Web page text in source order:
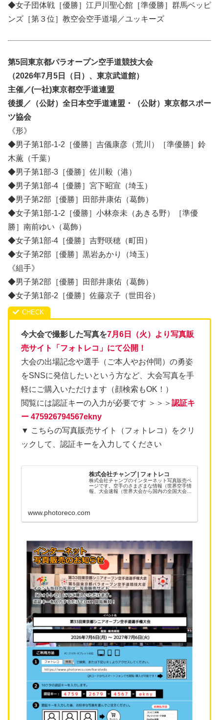
◆女子団体戦［優勝］江戸川聖心館［準優勝］群馬ベッピ
ンズ［第３位］教空会空手道場／ユッキーズ
第5回東京都パラオープン空手道競技大会
（2026年7月5日（日）、東京武道館）
主催／(一社)東京都空手道連盟
後援／（公財）全日本空手道連盟・（公財）東京都スポー
ツ協会
《形》
◆男子第1部-1-2［優勝］吉儀康彦（荒川）［準優勝］鈴
木薫（千葉）
◆男子第1部-3［優勝］佐川毅（港）
◆男子第1部-4［優勝］宮下昭宣（埼玉）
◆男子第2部［優勝］田部井康佑（葛飾）
◆女子第1部-1-2［優勝］小林奈未（あきる野）［準優
勝］南前ゆい（葛飾）
◆女子第1部-4［優勝］吉野咲穂（町田）
◆女子第2部［優勝］黒岩あかり（埼玉）
《組手》
◆男子第2部［優勝］田部井康佑（葛飾）
◆女子第1部-2［優勝］佐藤京子（世田谷）
今大会で撮影した写真を7月6日（火）より写真販
売サイト「フォトレコ」にて公開！
大会の出場記念や選手（ご本人やお仲間）の勇姿
をSNSに発信したいという方など、大会写真を手
軽にご購入いただけます（顔検索もOK！）
閲覧には認証キーの入力が必要です ＞＞＞ 認証キ
ー 475926794567ekny
▼ こちらの写真販売サイト（フォトレコ）をクリ
ックして、認証キーを入力してください
株式会社チャンプ | フォトレコ
株式会社チャンプのインターネット写真販売ペ
ージです。空手のさまざまな情報（世界空手情
報、大会速報（世界大会から国内の全国大会な
www.photoreco.com